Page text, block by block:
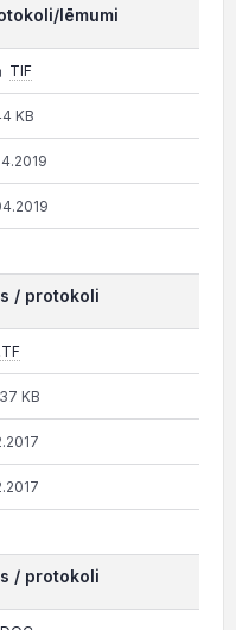
lēmumi
TIF
KB
/ protokoli
KB
/ protokoli